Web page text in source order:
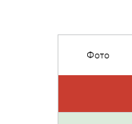
Фото